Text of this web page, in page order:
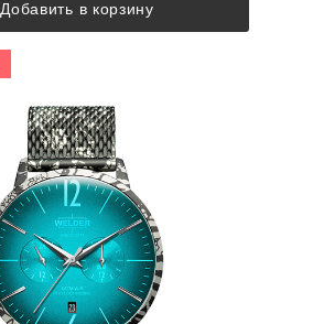
Добавить в корзину